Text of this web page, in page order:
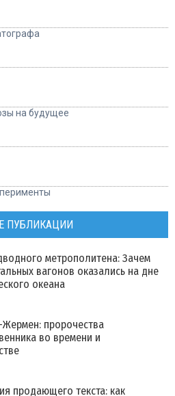
на будущее
ПУБЛИКАЦИИ
метрополитена: Зачем
вагонов оказались на дне
океана
пророчества
во времени и
продающего текста: как